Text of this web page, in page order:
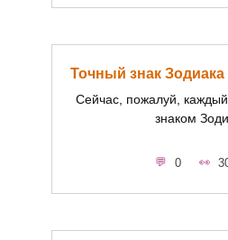
Точный знак
Сейчас, пожалуй, каждый
знаком
0